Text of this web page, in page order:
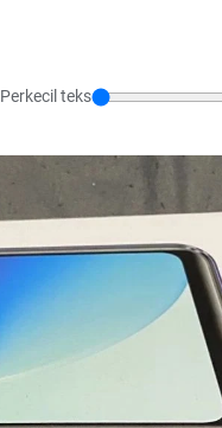
Perkecil teks